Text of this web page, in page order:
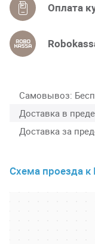
Оплата
Самовывоз
Доставка в
Доставка за
Схема проезда к